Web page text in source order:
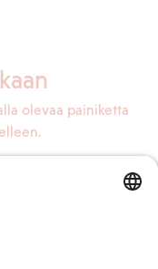
olevaa painiketta